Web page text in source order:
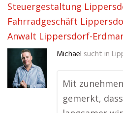
Steuergestaltung
Fahrradgeschäft
Anwalt Lippersdorf-
Michael sucht in
Mit
gemerkt,